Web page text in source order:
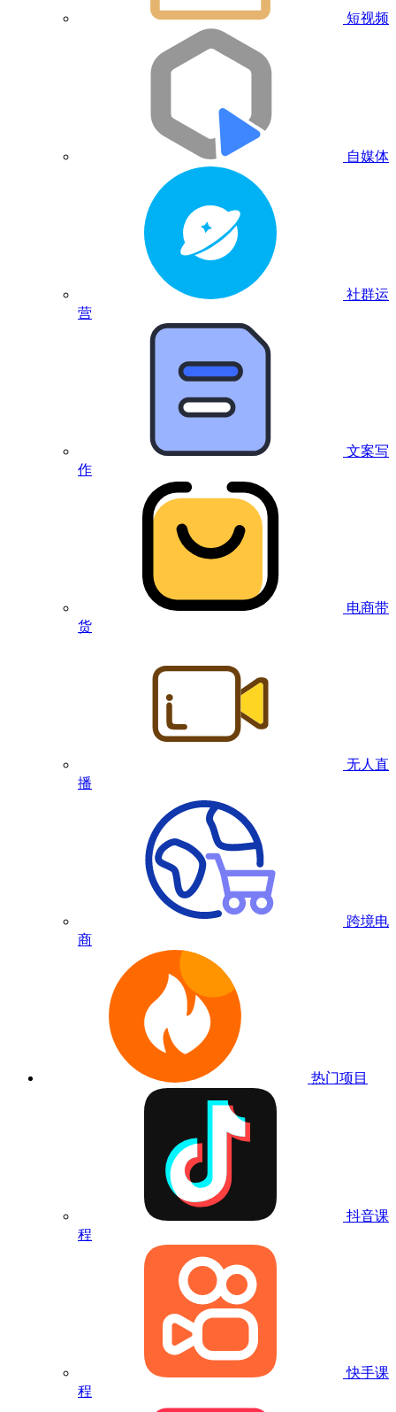
短视频
自媒体
社群运
营
文案写
作
电商带
货
无人直
播
跨境电
商
热门项目
抖音课
程
快手课
程